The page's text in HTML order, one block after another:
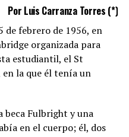
Por Luis Carranza Torres (*)
de febrero de 1956, en
organizada para
estudiantil, el St
en la que él tenía un
beca Fulbright y una
en el cuerpo; él, dos